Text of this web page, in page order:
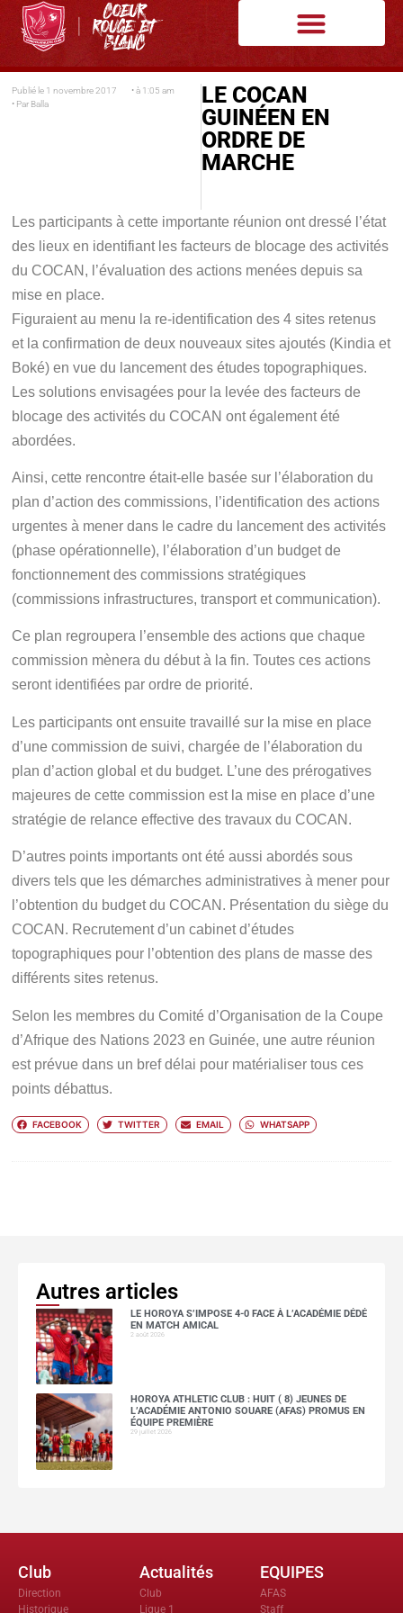
Publié le 1 novembre 2017 • à 1:05 am
• Par Balla
LE COCAN
GUINÉEN EN
ORDRE DE
MARCHE
Les participants à cette importante réunion ont dressé l’état
des lieux en identifiant les facteurs de blocage des activités
du COCAN, l’évaluation des actions menées depuis sa
mise en place.
Figuraient au menu la re-identification des 4 sites retenus
et la confirmation de deux nouveaux sites ajoutés (Kindia et
Boké) en vue du lancement des études topographiques.
Les solutions envisagées pour la levée des facteurs de
blocage des activités du COCAN ont également été
abordées.
Ainsi, cette rencontre était-elle basée sur l’élaboration du
plan d’action des commissions, l’identification des actions
urgentes à mener dans le cadre du lancement des activités
(phase opérationnelle), l’élaboration d’un budget de
fonctionnement des commissions stratégiques
(commissions infrastructures, transport et communication).
Ce plan regroupera l’ensemble des actions que chaque
commission mènera du début à la fin. Toutes ces actions
seront identifiées par ordre de priorité.
Les participants ont ensuite travaillé sur la mise en place
d’une commission de suivi, chargée de l’élaboration du
plan d’action global et du budget. L’une des prérogatives
majeures de cette commission est la mise en place d’une
stratégie de relance effective des travaux du COCAN.
D’autres points importants ont été aussi abordés sous
divers tels que les démarches administratives à mener pour
l’obtention du budget du COCAN. Présentation du siège du
COCAN. Recrutement d’un cabinet d’études
topographiques pour l’obtention des plans de masse des
différents sites retenus.
Selon les membres du Comité d’Organisation de la Coupe
d’Afrique des Nations 2023 en Guinée, une autre réunion
est prévue dans un bref délai pour matérialiser tous ces
points débattus.
FACEBOOK TWITTER EMAIL WHATSAPP
Autres articles
LE HOROYA S’IMPOSE 4-0 FACE À L’ACADÉMIE DÉDÉ
EN MATCH AMICAL
2 août 2026
HOROYA ATHLETIC CLUB : HUIT ( 8) JEUNES DE
L’ACADÉMIE ANTONIO SOUARE (AFAS) PROMUS EN
ÉQUIPE PREMIÈRE
29 juillet 2026
Club
Direction
Historique
Actualités
Club
Ligue 1
EQUIPES
AFAS
Staff